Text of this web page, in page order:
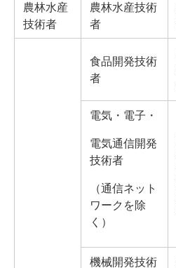
農林水産
技術者
農林水産技術
者
食品開発技術
者
電気・電子・
電気通信開発
技術者
（通信ネット
ワークを除
く）
機械開発技術